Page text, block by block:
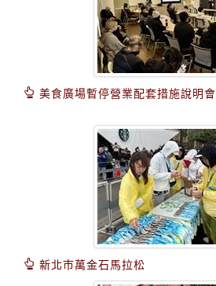
美食廣場暫停營業配套措施說明會
新北市萬金石馬拉松